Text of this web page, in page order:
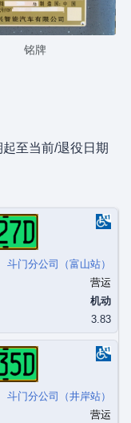
铭牌
至当前/退役日期
斗门分公司（富山站）
营运
机动
3.83
斗门分公司（井岸站）
营运